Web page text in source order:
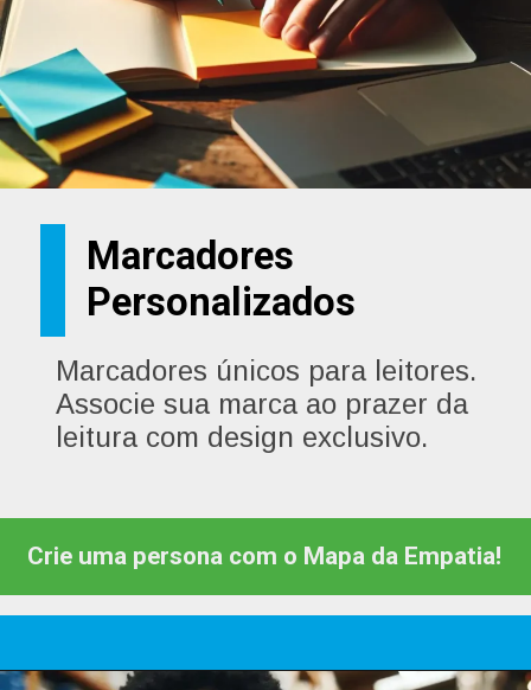
Marcadores
Personalizados
Marcadores únicos para leitores.
Associe sua marca ao prazer da
leitura com design exclusivo.
Crie uma persona com o Mapa da Empatia!